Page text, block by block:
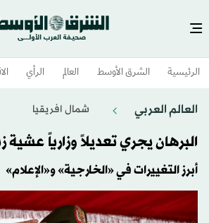
الرئيسية الشرق الأوسط​ العالم الرأي
العالم العربي شمال افريقيا
البرهان يجري تعديلاً وزارياً عشية
أبرز التغييرات في «الخارجية» و«الإعلام»